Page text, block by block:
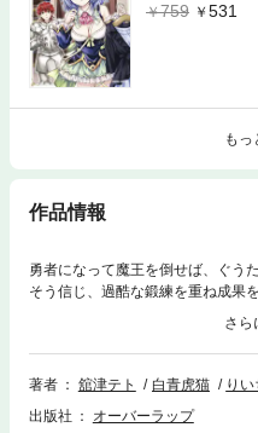
759
531
もっ
作品情報
勇者になって魔王を倒せば、ぐう
そう信じ、過酷な鍛練を重ね成果
者に待ち受けているのがブラック
け隠遁を決意。街外れでＤ級冒険
――「わたしのパーティーに入っ
女レティノアがやってきて!?さら
幕！
著者 舘津テト 白青虎猫
りい
出版社
オーバーラップ